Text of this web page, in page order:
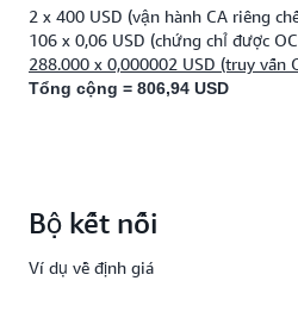
Ví dụ 5: Ví dụ thanh
chỉ và 8.000 chứng chỉ
thanh toán duy nhất
12.000 chứng chỉ và CA thứ hai cấp
Mộttài khoản thanh toán cho cả hai
2 x 400 USD (vận hành CA riêng
106 x 0,06 USD (chứng chỉ được
288.000 x 0,000002 USD (truy vấn
Tổng cộng = 806,94 USD
Bộ kết nối
Ví dụ về định giá